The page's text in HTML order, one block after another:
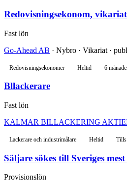
Redovisningsekonom, vikariat
Fast lön
Go-Ahead AB · Nybro · Vikariat ·
Redovisningsekonomer Heltid 6
Bllackerare
Fast lön
KALMAR BILLACKERING
Lackerare och industrimålare Heltid Tills
Säljare sökes till Sveriges
Provisionslön